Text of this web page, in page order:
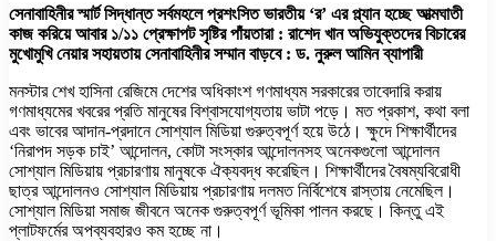
সেনাবাহিনীর স্মার্ট সিদ্ধান্ত সর্বমহলে প্রশংসিত ভারতীয় ‘র’ এর প্ল্যান হচ্ছে আত্মঘাতী
কাজ করিয়ে আবার ১/১১ প্রেক্ষাপট সৃষ্টির পাঁয়তারা : রাশেদ খান অভিযুক্তদের বিচারের
মুখোমুখি নেয়ার সহায়তায় সেনাবাহিনীর সম্মান বাড়বে : ড. নুরুল আমিন ব্যাপারী
মনস্টার শেখ হাসিনা রেজিমে দেশের অধিকাংশ গণমাধ্যম সরকারের তাবেদারি করায়
গণমাধ্যমের খবরের প্রতি মানুষের বিশ্বাসযোগ্যতায় ভাটা পড়ে। মত প্রকাশ, কথা বলা
এবং ভাবের আদান-প্রদানে সোশ্যাল মিডিয়া গুরুত্বপূর্ণ হয়ে উঠে। ক্ষুদে শিক্ষার্থীদের
‘নিরাপদ সড়ক চাই’ আন্দোলন, কোটা সংস্কার আন্দোলনসহ অনেকগুলো আন্দোলন
সোশ্যাল মিডিয়ায় প্রচারণায় মানুষকে ঐক্যবদ্ধ করেছিল। শিক্ষার্থীদের বৈষম্যবিরোধী
ছাত্র আন্দোলনও সোশ্যাল মিডিয়ায় প্রচারণায় দলমত নির্বিশেষে রাস্তায় নেমেছিল।
সোশ্যাল মিডিয়া সমাজ জীবনে অনেক গুরুত্বপূর্ণ ভূমিকা পালন করছে। কিন্তু এই
প্লাটফর্মের অপব্যবহারও কম হচ্ছে না।